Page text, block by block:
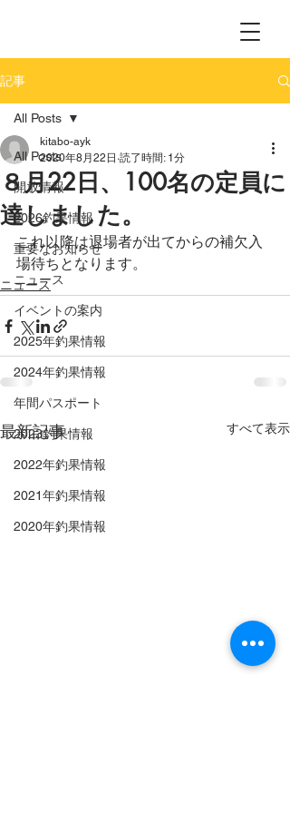
記事
All Posts
開放情報
2026釣果情報
重要なお知らせ
ニュース
イベントの案内
2025年釣果情報
2024年釣果情報
年間パスポート
2023釣果情報
2022年釣果情報
2021年釣果情報
2020年釣果情報
All Posts
８月22日、100名の定員に
達しました。
kitabo-ayk
2020年8月22日 読了時間: 1分
これ以降は退場者が出てからの補欠入
場待ちとなります。
ニュース
最新記事 すべて表示